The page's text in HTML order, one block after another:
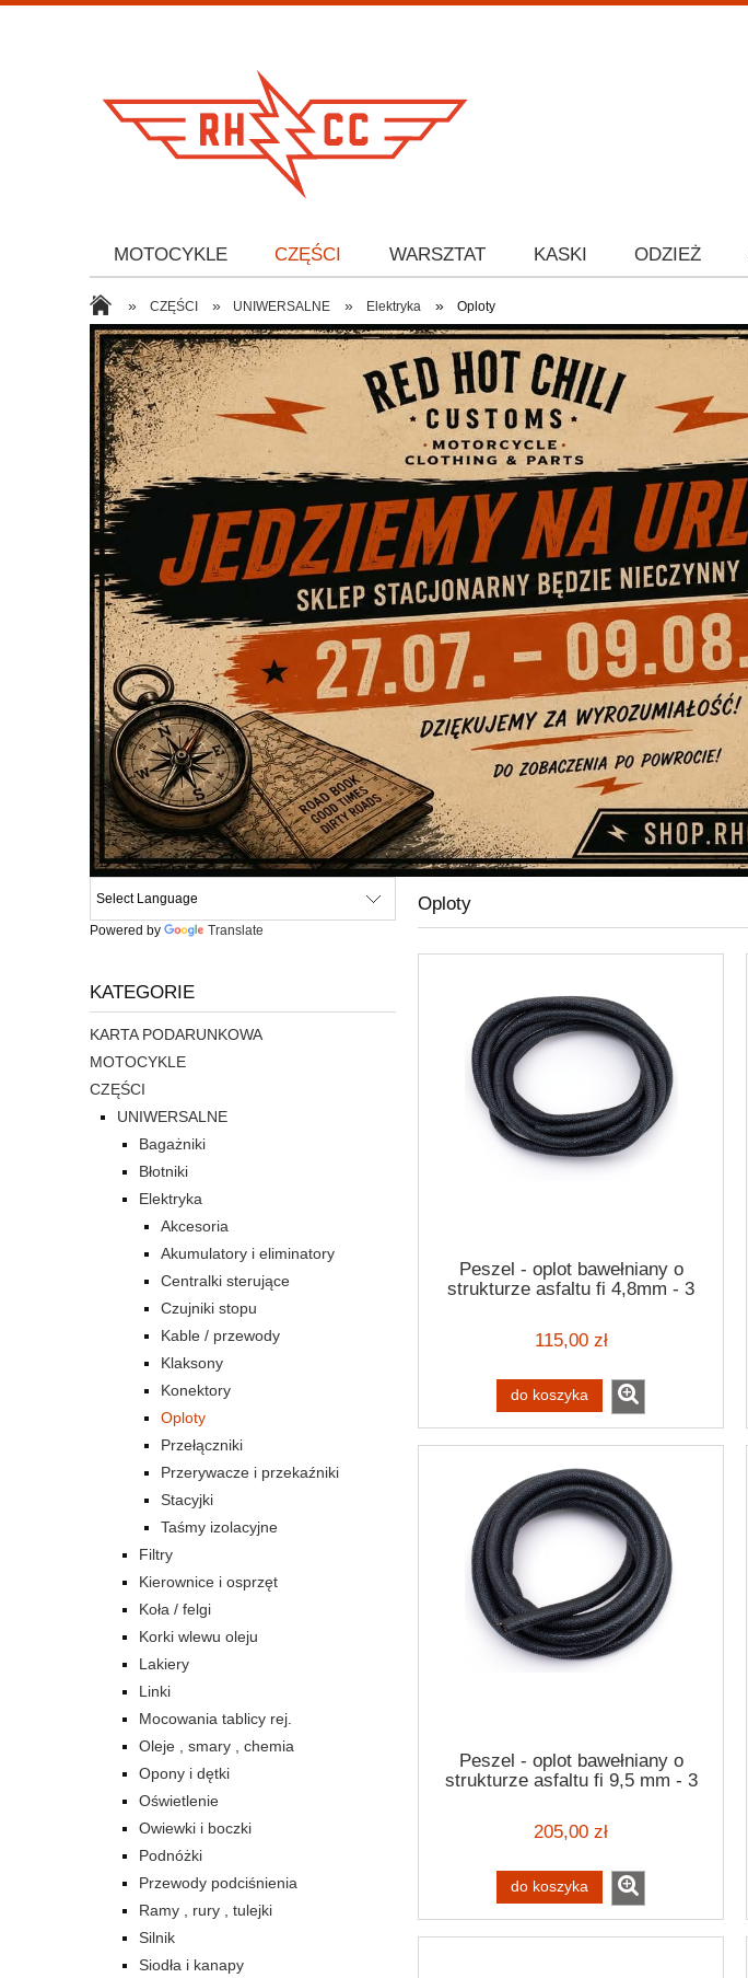
MOTOCYKLE CZĘŚCI WARSZTAT KASKI ODZIEŻ
» CZĘŚCI » UNIWERSALNE » Elektryka » Oploty
Powered by Translate
KATEGORIE
KARTA PODARUNKOWA
MOTOCYKLE
CZĘŚCI
UNIWERSALNE
Bagażniki
Błotniki
Elektryka
Akcesoria
Akumulatory i eliminatory
Centralki sterujące
Czujniki stopu
Kable / przewody
Klaksony
Konektory
Oploty
Przełączniki
Przerywacze i przekaźniki
Stacyjki
Taśmy izolacyjne
Filtry
Kierownice i osprzęt
Koła / felgi
Korki wlewu oleju
Lakiery
Linki
Mocowania tablicy rej.
Oleje , smary , chemia
Opony i dętki
Oświetlenie
Owiewki i boczki
Podnóżki
Przewody podciśnienia
Ramy , rury , tulejki
Silnik
Siodła i kanapy
Oploty
Peszel - oplot bawełniany o
strukturze asfaltu fi 4,8mm - 3
115,00 zł
do koszyka
Peszel - oplot bawełniany o
strukturze asfaltu fi 9,5 mm - 3
205,00 zł
do koszyka